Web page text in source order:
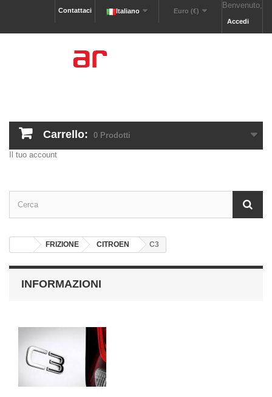
Benvenuto,
Accedi
Euro (€)
Italiano
Contattaci
Carrello: 0 Prodotti
Il tuo account
FRIZIONE CITROEN C3
INFORMAZIONI